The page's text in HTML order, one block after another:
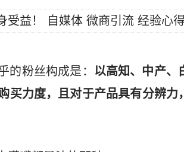
的粉丝构成是： 以高知、中产、
买力度，且对于产品具有分辨力